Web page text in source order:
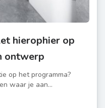
hierophier op
ontwerp
op het programma?
waar je aan...